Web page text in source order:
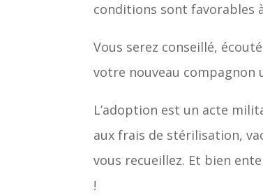
conditions sont favorables
Vous serez conseillé,
votre nouveau compagnon
L’adoption est un acte
aux frais de stérilisation,
vous recueillez. Et bien
!